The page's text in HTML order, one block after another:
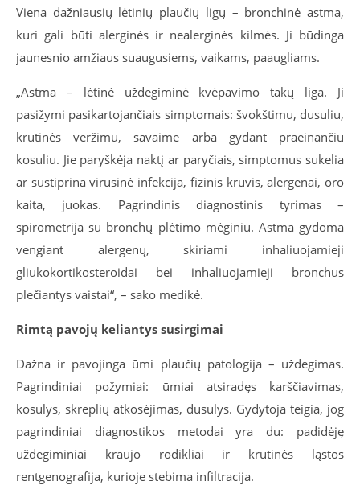
Viena dažniausių lėtinių plaučių ligų – bronchinė astma,
kuri gali būti alerginės ir nealerginės kilmės. Ji būdinga
jaunesnio amžiaus suaugusiems, vaikams, paaugliams.
„Astma – lėtinė uždegiminė kvėpavimo takų liga. Ji
pasižymi pasikartojančiais simptomais: švokštimu, dusuliu,
krūtinės veržimu, savaime arba gydant praeinančiu
kosuliu. Jie paryškėja naktį ar paryčiais, simptomus sukelia
ar sustiprina virusinė infekcija, fizinis krūvis, alergenai, oro
kaita, juokas. Pagrindinis diagnostinis tyrimas –
spirometrija su bronchų plėtimo mėginiu. Astma gydoma
vengiant alergenų, skiriami inhaliuojamieji
gliukokortikosteroidai bei inhaliuojamieji bronchus
plečiantys vaistai“, – sako medikė.
Rimtą pavojų keliantys susirgimai
Dažna ir pavojinga ūmi plaučių patologija – uždegimas.
Pagrindiniai požymiai: ūmiai atsiradęs karščiavimas,
kosulys, skreplių atkosėjimas, dusulys. Gydytoja teigia, jog
pagrindiniai diagnostikos metodai yra du: padidėję
uždegiminiai kraujo rodikliai ir krūtinės ląstos
rentgenografija, kurioje stebima infiltracija.